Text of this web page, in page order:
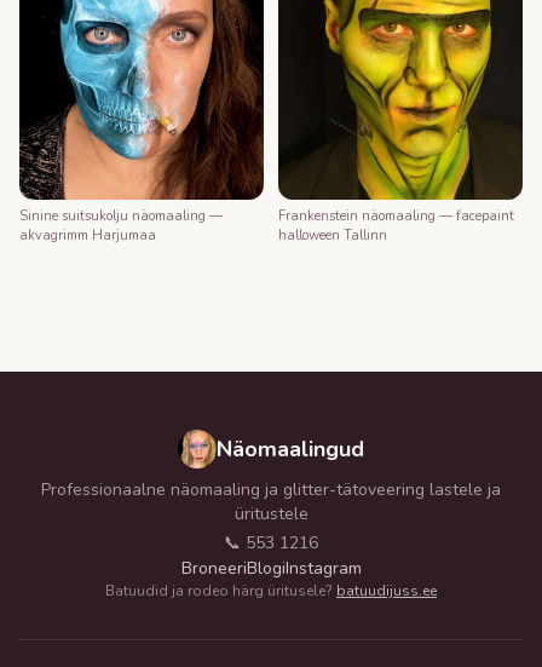
Sinine suitsukolju näomaaling —
akvagrimm Harjumaa
Frankenstein näomaaling — facepaint
halloween Tallinn
Näomaalingud
Professionaalne näomaaling ja glitter-tätoveering lastele ja
üritustele
📞 553 1216
BroneeriBlogiInstagram
Batuudid ja rodeo härg üritusele? batuudijuss.ee